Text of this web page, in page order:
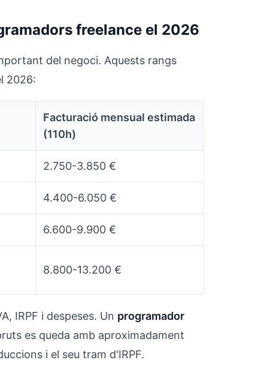
freelance el 2026
del negoci. Aquests rangs
2026:
Facturació mensual estimada
(110h)
2.750-3.850 €
4.400-6.050 €
6.600-9.900 €
8.800-13.200 €
IRPF i despeses. Un programador
es queda amb aproximadament
i el seu tram d'IRPF.